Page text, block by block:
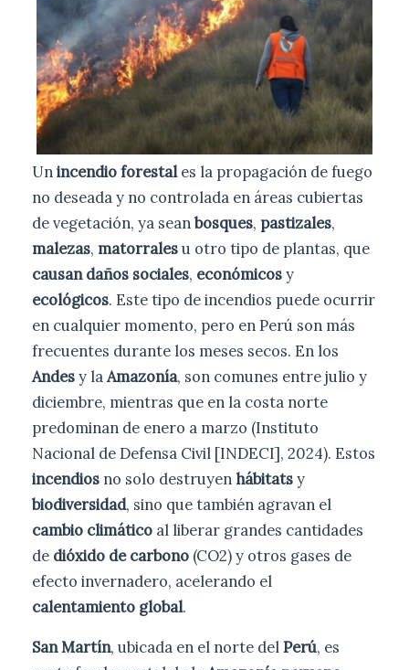
Unincendio forestales la propagación de fuego
no deseada y no controlada en áreas cubiertas
de vegetación, ya seanbosques, pastizales,
malezas, matorralesu otro tipo de plantas, que
causan daños sociales, económicosy
ecológicos. Este tipo de incendios puede ocurrir
en cualquier momento, pero en Perú son más
frecuentes durante los meses secos. En los
Andesy laAmazonía, son comunes entre julio y
diciembre, mientras que en la costa norte
predominan de enero a marzo (Instituto
Nacional de Defensa Civil [INDECI], 2024). Estos
incendios no solo destruyen hábitatsy
biodiversidad, sino que también agravan el
cambio climático al liberar grandes cantidades
de dióxido de carbono (CO2) y otros gases de
efecto invernadero, acelerando el
calentamiento global.
San Martín, ubicada en el norte delPerú, es